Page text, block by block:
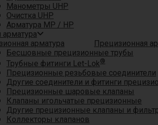
Манометры UHP
Очистка UHP
Арматура MP / HP
Прецизионная
Бесшовные прецизионные трубы
Трубные фитинги Let-Lok®
Прецизионные резьбовые соединители
Другие соединители и фитинги
Прецизионные шаровые клапаны
Клапаны игольчатые прецизионные
Другие прецизионные клапаны и
Коллекторы клапанов